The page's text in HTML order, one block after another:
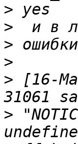
>
>
>
>
> [16-
>